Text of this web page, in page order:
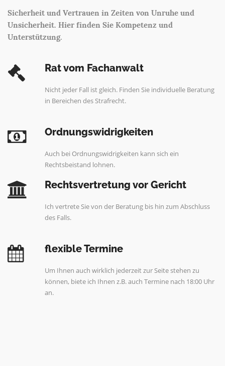
Sicherheit und Vertrauen in Zeiten von Unruhe und
Unsicherheit. Hier finden Sie Kompetenz und
Unterstützung.
Rat vom Fachanwalt
Nicht jeder Fall ist gleich. Finden Sie individuelle Beratung
in Bereichen des Strafrecht.
Ordnungswidrigkeiten
Auch bei Ordnungswidrigkeiten kann sich ein
Rechtsbeistand lohnen.
Rechtsvertretung vor Gericht
Ich vertrete Sie von der Beratung bis hin zum Abschluss
des Falls.
flexible Termine
Um Ihnen auch wirklich jederzeit zur Seite stehen zu
können, biete ich Ihnen z.B. auch Termine nach 18:00 Uhr
an.